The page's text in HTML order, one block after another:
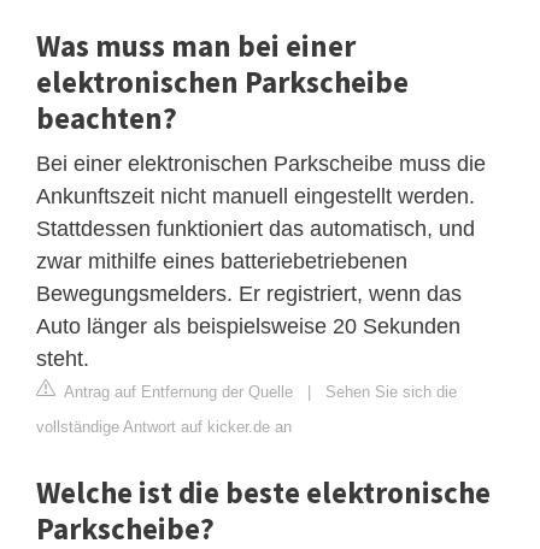
Was muss man bei einer
elektronischen Parkscheibe
beachten?
Bei einer elektronischen Parkscheibe muss die
Ankunftszeit nicht manuell eingestellt werden.
Stattdessen funktioniert das automatisch, und
zwar mithilfe eines batteriebetriebenen
Bewegungsmelders. Er registriert, wenn das
Auto länger als beispielsweise 20 Sekunden
steht.
Antrag auf Entfernung der Quelle | Sehen Sie sich die
vollständige Antwort auf kicker.de an
Welche ist die beste elektronische
Parkscheibe?